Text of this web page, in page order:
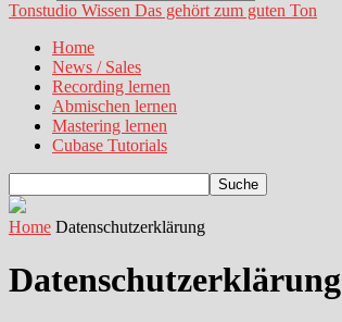
Tonstudio Wissen Das gehört zum guten Ton
Home
News / Sales
Recording lernen
Abmischen lernen
Mastering lernen
Cubase Tutorials
Home Datenschutzerklärung
Datenschutzerklärung